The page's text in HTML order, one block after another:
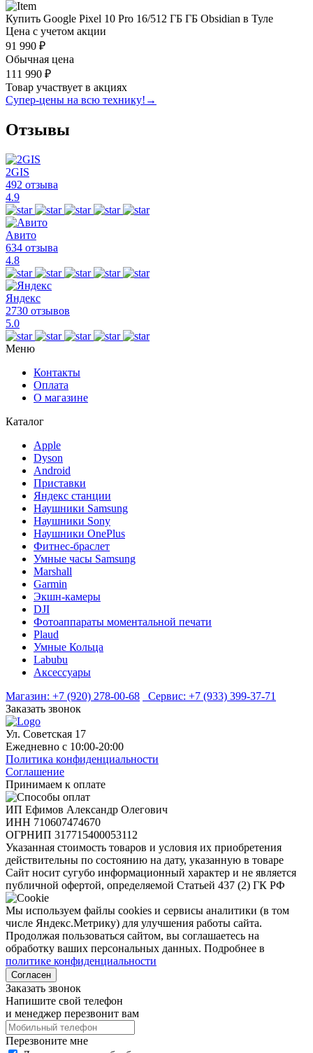
Купить Google Pixel 10 Pro 16/512 ГБ ГБ Obsidian в Туле
Цена с учетом акции
91 990 ₽
Обычная цена
111 990 ₽
Товар участвует в акциях
Супер-цены на всю технику! →
Отзывы
2GIS
492 отзыва
4.9
Авито
634 отзыва
4.8
Яндекс
2730 отзывов
5.0
Меню
Контакты
Оплата
О магазине
Каталог
Apple
Dyson
Android
Приставки
Яндекс станции
Наушники Samsung
Наушники Sony
Наушники OnePlus
Фитнес-браслет
Умные часы Samsung
Marshall
Garmin
Экшн-камеры
DJI
Фотоаппараты моментальной печати
Plaud
Умные Кольца
Labubu
Аксессуары
Магазин: +7 (920) 278-00-68 Сервис: +7 (933) 399-37-71
Заказать звонок
Ул. Советская 17
Ежедневно с 10:00-20:00
Политика конфиденциальности
Соглашение
Принимаем к оплате
ИП Ефимов Александр Олегович
ИНН 710607474670
ОГРНИП 317715400053112
Указанная стоимость товаров и условия их приобретения
действительны по состоянию на дату, указанную в товаре
Сайт носит сугубо информационный характер и не является
публичной офертой, определяемой Статьей 437 (2) ГК РФ
Мы используем файлы cookies и сервисы аналитики (в том
числе Яндекс.Метрику) для улучшения работы сайта.
Продолжая пользоваться сайтом, вы соглашаетесь на
обработку ваших персональных данных. Подробнее в
политике конфиденциальности
Согласен
Заказать звонок
Напишите свой телефон
и менеджер перезвонит вам
Перезвоните мне